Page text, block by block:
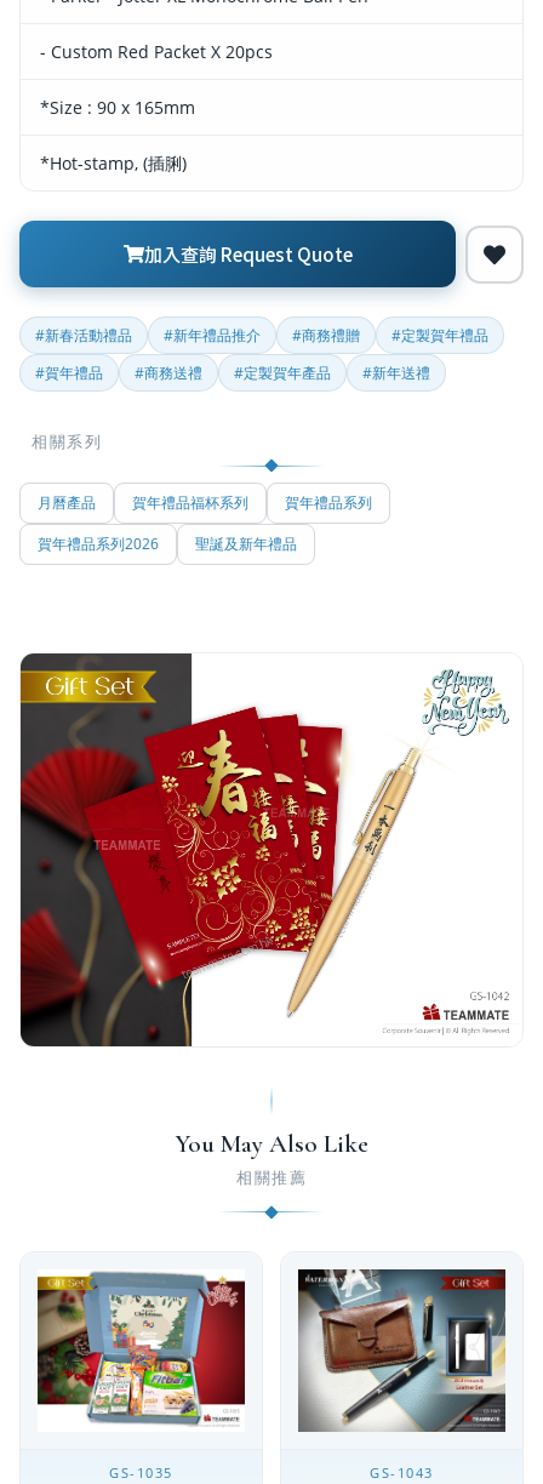
- Custom Red Packet X 20pcs
*Size : 90 x 165mm
*Hot-stamp, (插脷)
加入查詢 Request Quote
#新春活動禮品 #新年禮品推介 #商務禮贈 #定製賀年禮品
#賀年禮品 #商務送禮 #定製賀年產品 #新年送禮
相關系列
月曆產品 賀年禮品福杯系列
賀年禮品系列
賀年禮品系列2026
聖誕及新年禮品
You May Also Like
相關推薦
GS-1035 GS-1043